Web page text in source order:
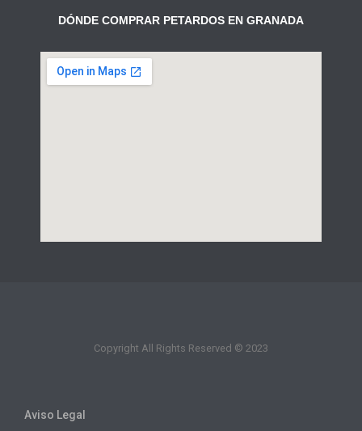
DÓNDE COMPRAR PETARDOS EN GRANADA
Copyright All Rights Reserved © 2023
Aviso Legal